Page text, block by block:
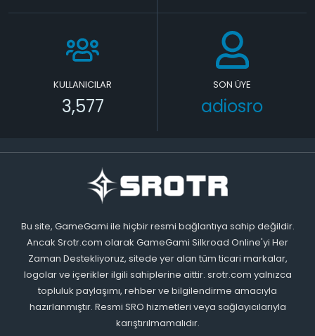
KULLANICILAR
3,577
SON ÜYE
adiosro
Bu site, GameGami ile hiçbir resmi bağlantıya sahip değildir.
Ancak Srotr.com olarak GameGami Silkroad Online'yi Her
Zaman Destekliyoruz, sitede yer alan tüm ticari markalar,
logolar ve içerikler ilgili sahiplerine aittir. srotr.com yalnızca
topluluk paylaşımı, rehber ve bilgilendirme amacıyla
hazırlanmıştır. Resmi SRO hizmetleri veya sağlayıcılarıyla
karıştırılmamalıdır.